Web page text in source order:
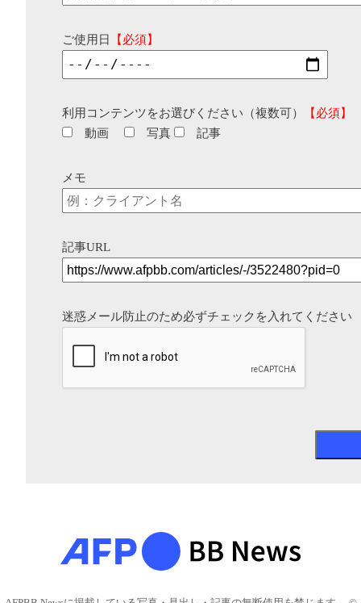
ご使用日 【必須】
利用コンテンツをお選びください（複数可）
【必須】
動画
写真 記事
メモ
記事URL
迷惑メール防止のため必ずチェックを入れてください